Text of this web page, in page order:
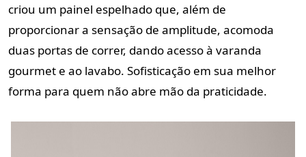
criou um painel espelhado que, além de
proporcionar a sensação de amplitude, acomoda
duas portas de correr, dando acesso à varanda
gourmet e ao lavabo. Sofisticação em sua melhor
forma para quem não abre mão da praticidade.